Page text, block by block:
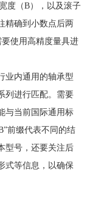
度（B），以及滚子
精确到小数点后两
使用高精度量具进
业内通用的轴承型
列进行匹配。需要
与当前国际通用标
前缀代表不同的结
型号，还要关注后
式等信息，以确保